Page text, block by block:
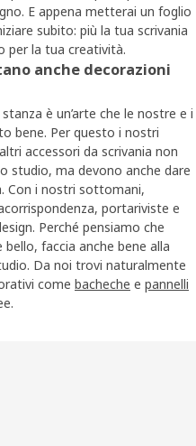
E appena metterai un foglio
subito: più la tua scrivania
per la tua creatività.
anche decorazioni
è un’arte che le nostre e i
bene. Per questo i nostri
accessori da scrivania non
studio, ma devono anche dare
Con i nostri sottomani,
portariviste e
Perché pensiamo che
faccia anche bene alla
Da noi trovi naturalmente
come bacheche e pannelli